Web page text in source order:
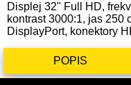
Displej 32" Full HD,
kontrast 3000:1, jas 250
DisplayPort, konektory
POPIS